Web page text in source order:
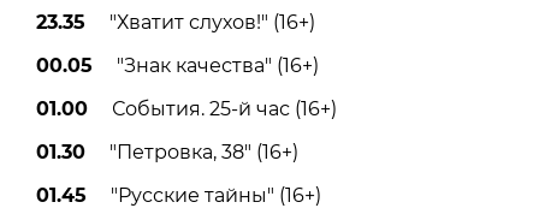
23.35 "Хватит слухов!" (16+)
00.05 "Знак качества" (16+)
01.00 События. 25-й час (16+)
01.30 "Петровка, 38" (16+)
01.45 "Русские тайны" (16+)